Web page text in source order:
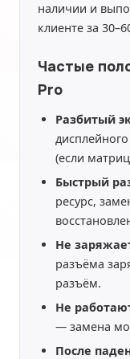
наличии и
клиенте за
Частые
Pro
Разбитый
(если
Быстрый
ресурс,
Не
разъёма
разъём.
Не
— замена
После